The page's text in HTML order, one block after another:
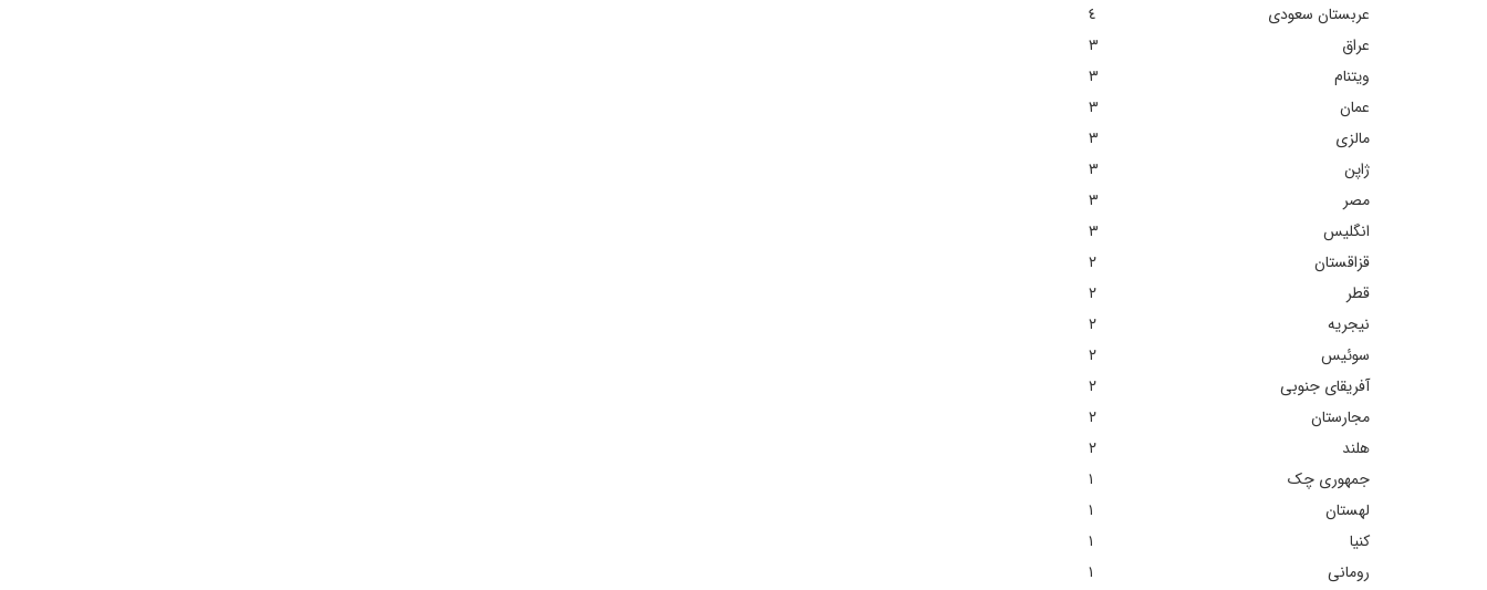
عربستان سعودی
٤
عراق
٣
ویتنام
٣
عمان
٣
مالزی
٣
ژاپن
٣
مصر
٣
انگلیس
٣
قزاقستان
٢
قطر
٢
نیجریه
٢
سوئیس
٢
آفریقای جنوبی
٢
مجارستان
٢
هلند
٢
جمهوری چک
١
لهستان
١
کنیا
١
رومانی
١